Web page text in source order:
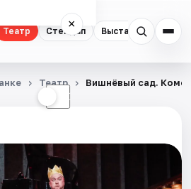
Театр Стендап Выставки
×
☾
Театр Вишнёвый сад.